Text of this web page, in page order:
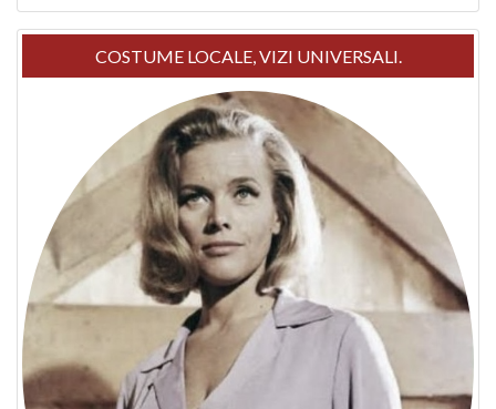
COSTUME LOCALE, VIZI UNIVERSALI.